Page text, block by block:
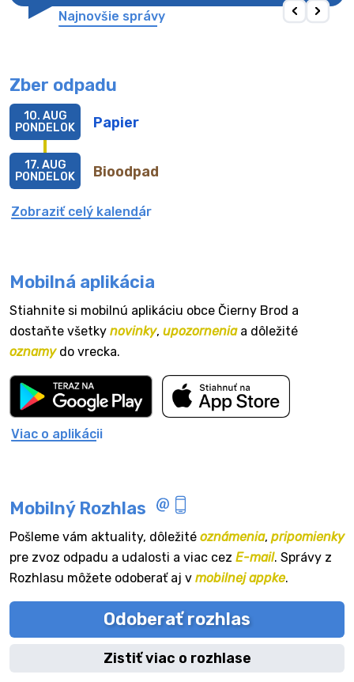
Najnovšie správy
Zber odpadu
Papier
10. AUG
PONDELOK
Bioodpad
17. AUG
PONDELOK
Zobraziť celý kalendár
Mobilná aplikácia
Stiahnite si mobilnú aplikáciu obce Čierny Brod a
dostaňte všetky novinky, upozorneniaa dôležité
oznamydo vrecka.
Viac o aplikácii
Mobilný Rozhlas
Pošleme vám aktuality, dôležité oznámenia, pripomienky
pre zvoz odpadu a udalosti a viac cez E-mail. Správy z
Rozhlasu môžete odoberať aj v mobilnej appke.
Odoberať rozhlas
Zistiť viac o rozhlase